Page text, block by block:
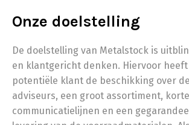
Onze doelstelling
De doelstelling van Metalstock is
en klantgericht denken. Hiervoor heeft
potentiële klant de beschikking over
adviseurs, een groot assortiment, korte
communicatielijnen en een